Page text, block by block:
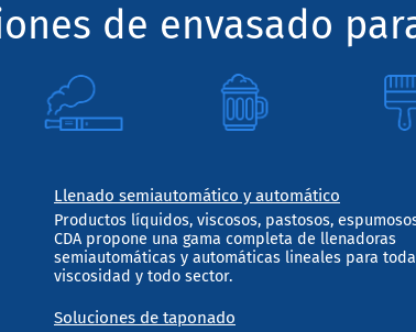
de envasado
Llenado semiautomático y automático
Productos líquidos, viscosos, pastosos,
CDA propone una gama completa de llenadoras
semiautomáticas y automáticas lineales para toda
viscosidad y todo sector.
Soluciones de taponado